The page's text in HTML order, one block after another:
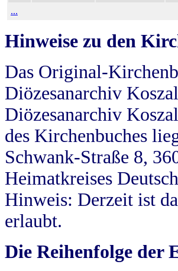
...
Hinweise zu den
Das Original-
Diözesanarchiv
Diözesanarchiv
des Kirchenbuches
Schwank-Straße 8,
Heimatkreises
Hinweis: Derzeit ist
erlaubt.
Die Reihenfolge der